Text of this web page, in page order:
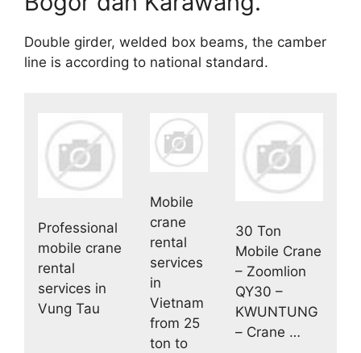
Double girder, welded box beams, the camber
line is according to national standard.
Professional
mobile crane
rental
services in
Vung Tau
Mobile
crane
rental
services
in
Vietnam
from 25
ton to
30 Ton
Mobile Crane
– Zoomlion
QY30 –
KWUNTUNG
– Crane …